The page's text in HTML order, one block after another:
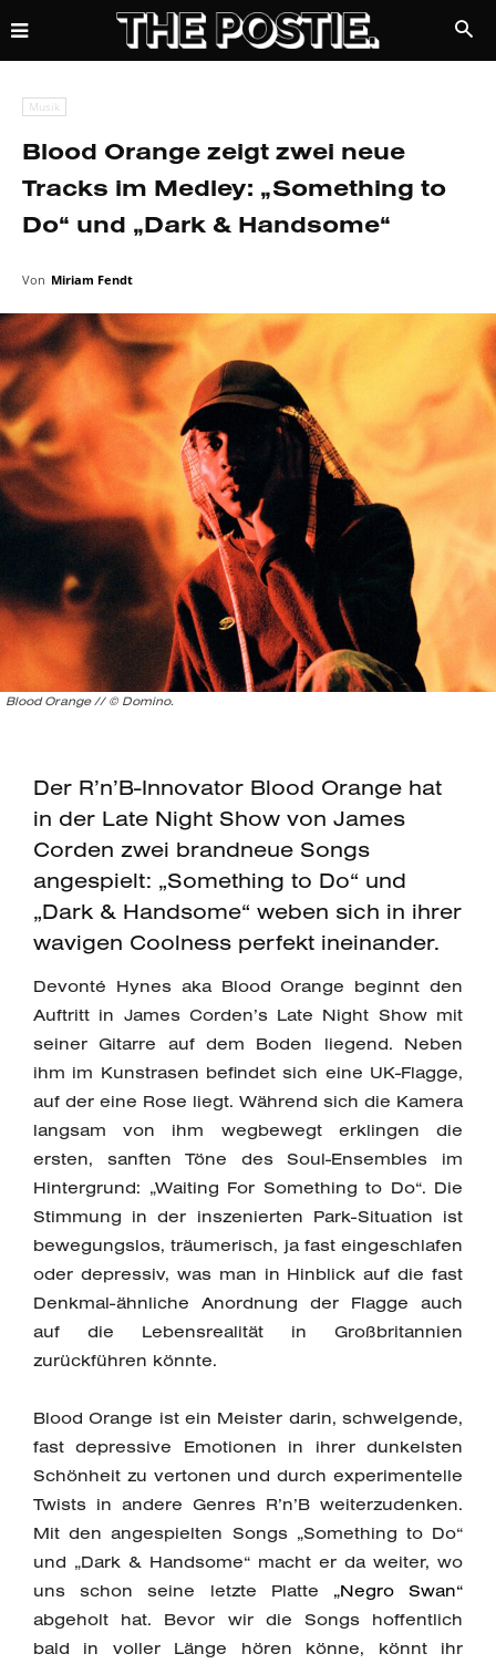
Musik
Blood Orange zeigt zwei neue
Tracks im Medley: „Something to
Do“ und „Dark & Handsome“
Von Miriam Fendt
Blood Orange // © Domino.
Der R’n’B-Innovator Blood Orange hat
in der Late Night Show von James
Corden zwei brandneue Songs
angespielt: „Something to Do“ und
„Dark & Handsome“ weben sich in ihrer
wavigen Coolness perfekt ineinander.
Devonté Hynes aka Blood Orange beginnt den
Auftritt in James Corden’s Late Night Show mit
seiner Gitarre auf dem Boden liegend. Neben
ihm im Kunstrasen befindet sich eine UK-Flagge,
auf der eine Rose liegt. Während sich die Kamera
langsam von ihm wegbewegt erklingen die
ersten, sanften Töne des Soul-Ensembles im
Hintergrund: „Waiting For Something to Do“. Die
Stimmung in der inszenierten Park-Situation ist
bewegungslos, träumerisch, ja fast eingeschlafen
oder depressiv, was man in Hinblick auf die fast
Denkmal-ähnliche Anordnung der Flagge auch
auf die Lebensrealität in Großbritannien
zurückführen könnte.
Blood Orange ist ein Meister darin, schwelgende,
fast depressive Emotionen in ihrer dunkelsten
Schönheit zu vertonen und durch experimentelle
Twists in andere Genres R’n’B weiterzudenken.
Mit den angespielten Songs „Something to Do“
und „Dark & Handsome“ macht er da weiter, wo
uns schon seine letzte Platte „Negro Swan“
abgeholt hat. Bevor wir die Songs hoffentlich
bald in voller Länge hören könne, könnt ihr